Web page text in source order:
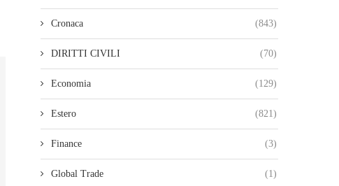
Cronaca (843)
DIRITTI CIVILI (70)
Economia (129)
Estero (821)
Finance (3)
Global Trade (1)